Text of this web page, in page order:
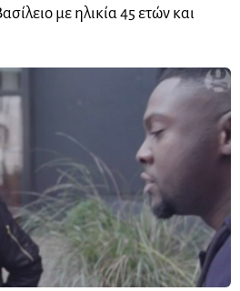
με ηλικία 45 ετών και